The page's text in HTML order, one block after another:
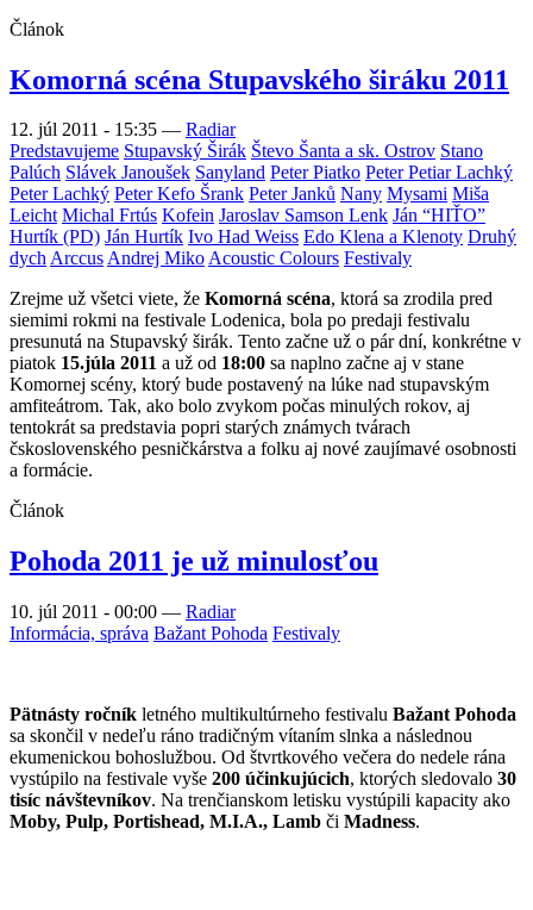
Článok
Komorná scéna Stupavského širáku 2011
12. júl 2011 - 15:35 — Radiar
Predstavujeme Stupavský Širák Števo Šanta a sk. Ostrov Stano
Palúch Slávek Janoušek Sanyland Peter Piatko Peter Petiar Lachký
Peter Lachký Peter Kefo Šrank Peter Janků Nany Mysami Miša
Leicht Michal Frtús Kofein Jaroslav Samson Lenk Ján “HIŤO”
Hurtík (PD) Ján Hurtík Ivo Had Weiss Edo Klena a Klenoty Druhý
dychArccusAndrej MikoAcoustic Colours Festivaly
Zrejme už všetci viete, že Komorná scéna, ktorá sa zrodila pred
siemimi rokmi na festivale Lodenica, bola po predaji festivalu
presunutá na Stupavský širák. Tento začne už o pár dní, konkrétne v
piatok 15.júla 2011 a už od 18:00 sa naplno začne aj v stane
Komornej scény, ktorý bude postavený na lúke nad stupavským
amfiteátrom. Tak, ako bolo zvykom počas minulých rokov, aj
tentokrát sa predstavia popri starých známych tvárach
čskoslovenského pesničkárstva a folku aj nové zaujímavé osobnosti
a formácie.
Článok
Pohoda 2011 je už minulosťou
10. júl 2011 - 00:00 — Radiar
Informácia, správa Bažant Pohoda Festivaly
Pätnásty ročník letného multikultúrneho festivalu Bažant Pohoda
sa skončil v nedeľu ráno tradičným vítaním slnka a následnou
ekumenickou bohoslužbou. Od štvrtkového večera do nedele rána
vystúpilo na festivale vyše 200 účinkujúcich, ktorých sledovalo 30
tisíc návštevníkov. Na trenčianskom letisku vystúpili kapacity ako
Moby, Pulp, Portishead, M.I.A., Lamb či Madness.